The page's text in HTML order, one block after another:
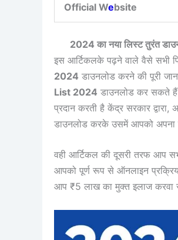
Official Website
2024 का नया लिस्ट तुरंत
इस आर्टिकलके पढ़ने वाले वैसे सभी
2024 डाउनलोड करने की पूरी
List 2024 डाउनलोड कर सकते हैं
प्रदान करती है केंद्र सरकार
डाउनलोड करके उसमें आपको अपना
वही आर्टिकल की दूसरी तरफ आप
आपको पूर्ण रूप से ऑनलाइन
आप ₹5 लाख का मुक्त इलाज करवा